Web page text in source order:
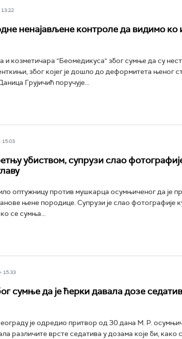
ненајављене контроле да видимо ко
козметичара "Беомедикуса" због сумње да су
због којег је дошло до деформитета њеног
Грујичић поручује...
15:03
убиством, супрузи слао
оптужницу против мушкарца осумњиченог да је
њене породице. Супрузи је слао фотографије
се сумња...
15:33
сумње да је ћерки давала дозе
је одредио притвор од 30 дана М. Р.
различите врсте седатива у дозама које би, како